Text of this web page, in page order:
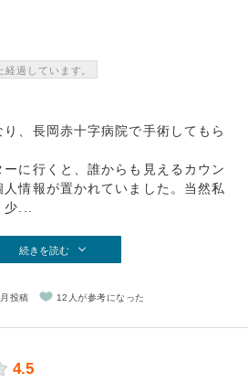
過しています。
、長岡赤十字病院で手術してもら
に行くと、誰からも見えるカウン
情報が置かれていました。当然私
...
続きを読む
投稿 12人が参考になった
4.5